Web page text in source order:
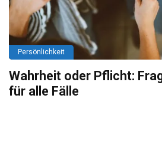
Persönlichkeit
Wahrheit oder Pflicht:
für alle Fälle